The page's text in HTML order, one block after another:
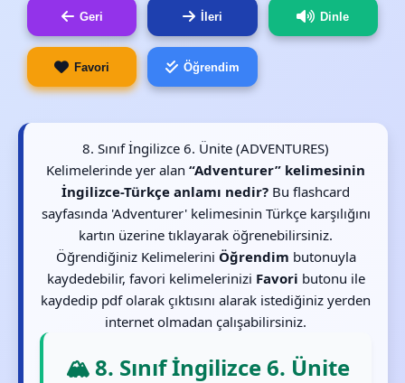
Geri İleri Dinle
Favori Öğrendim
8. Sınıf İngilizce 6. Ünite (ADVENTURES)
Kelimelerinde yer alan“Adventurer” kelimesinin
İngilizce-Türkçe anlamı nedir? Bu flashcard
sayfasında 'Adventurer' kelimesinin Türkçe karşılığını
kartın üzerine tıklayarak öğrenebilirsiniz.
Öğrendiğiniz Kelimelerini Öğrendim butonuyla
kaydedebilir, favori kelimelerinizi Favori butonu ile
kaydedip pdf olarak çıktısını alarak istediğiniz yerden
internet olmadan çalışabilirsiniz.
🏔️ 8. Sınıf İngilizce 6. Ünite